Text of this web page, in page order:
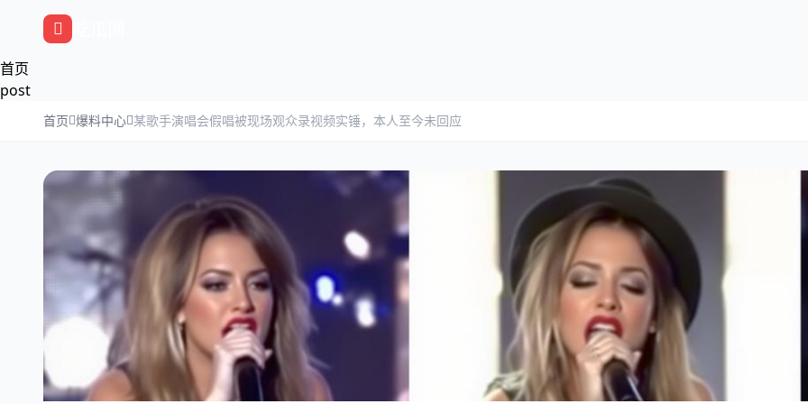
跳过导航
首页
post
首页 爆料中心 某歌手演唱会假唱被现场观众录视频实锤，本人至今未回应